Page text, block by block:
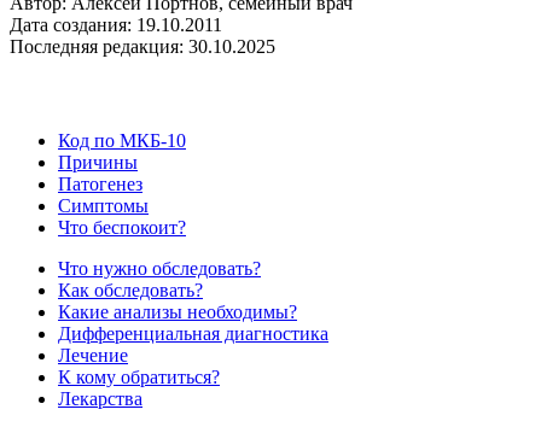
Дата создания: 19.10.2011
Последняя редакция: 30.10.2025
Код по МКБ-10
Причины
Патогенез
Симптомы
Что беспокоит?
Что нужно обследовать?
Как обследовать?
Какие анализы необходимы?
Дифференциальная диагностика
Лечение
К кому обратиться?
Лекарства